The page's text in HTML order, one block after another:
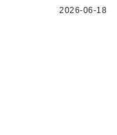
2026-06-18